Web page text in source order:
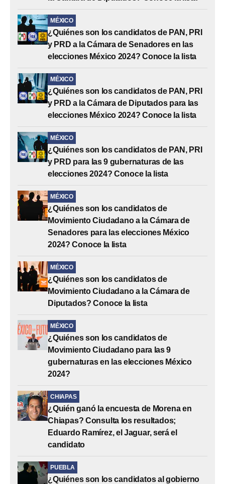
MÉXICO
¿Quiénes son los candidatos de PAN, PRI
y PRD a la Cámara de Senadores en las
elecciones México 2024? Conoce la lista
MÉXICO
¿Quiénes son los candidatos de PAN, PRI
y PRD a la Cámara de Diputados para las
elecciones México 2024? Conoce la lista
MÉXICO
¿Quiénes son los candidatos de PAN, PRI
y PRD para las 9 gubernaturas de las
elecciones 2024? Conoce la lista
MÉXICO
¿Quiénes son los candidatos de
Movimiento Ciudadano a la Cámara de
Senadores para las elecciones México
2024? Conoce la lista
MÉXICO
¿Quiénes son los candidatos de
Movimiento Ciudadano a la Cámara de
Diputados? Conoce la lista
MÉXICO
¿Quiénes son los candidatos de
Movimiento Ciudadano para las 9
gubernaturas en las elecciones México
2024?
CHIAPAS
¿Quién ganó la encuesta de Morena en
Chiapas? Consulta los resultados;
Eduardo Ramírez, el Jaguar, será el
candidato
PUEBLA
¿Quiénes son los candidatos al gobierno